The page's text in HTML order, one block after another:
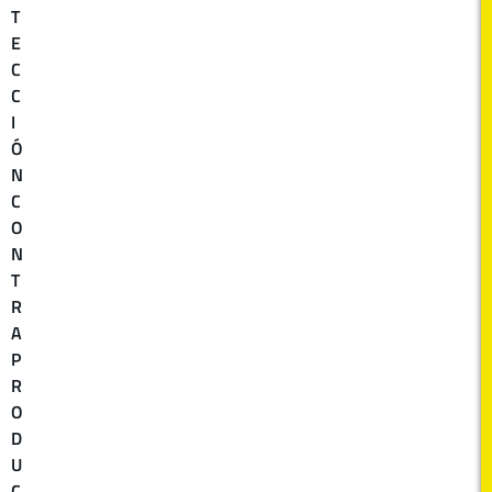
T
E
C
C
I
Ó
N
C
O
N
T
R
A
P
R
O
D
U